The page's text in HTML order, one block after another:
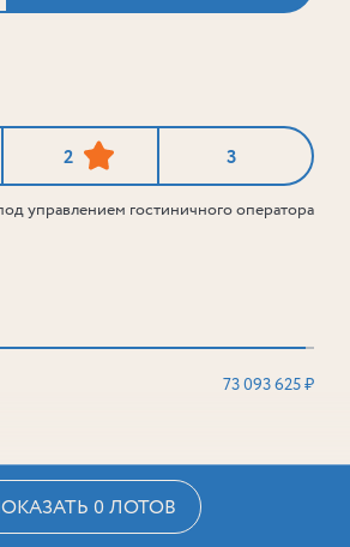
2 3
управлением гостиничного оператора
73 093 625 ₽
0 ЛОТОВ